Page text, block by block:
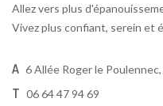
Allez vers plus
Vivez plus confiant, serein et
A 6 Allée Roger le
T 06 64 47 94 69